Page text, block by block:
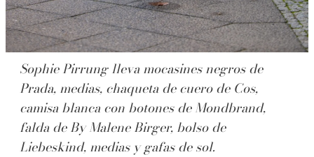
Sophie Pirrung lleva mocasines negros de
Prada, medias, chaqueta de cuero de Cos,
camisa blanca con botones de Mondbrand,
falda de By Malene Birger, bolso de
Liebeskind, medias y gafas de sol.